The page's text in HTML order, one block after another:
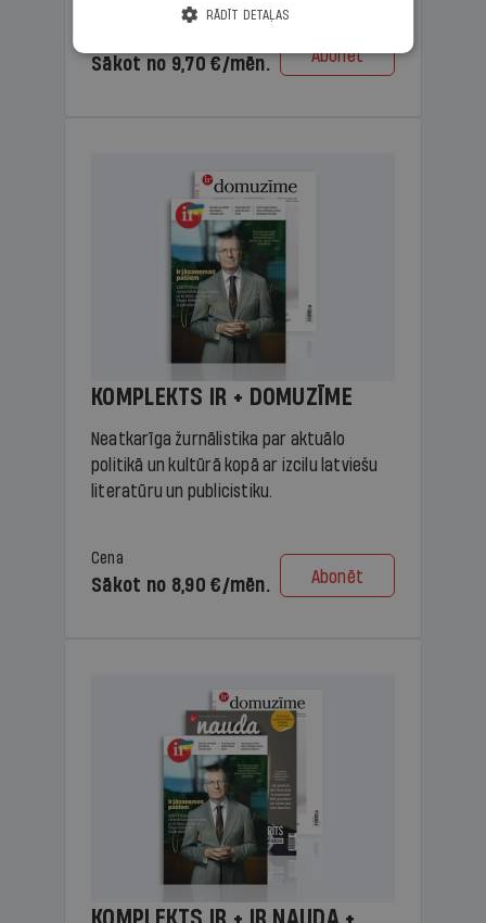
Sākot no 9,70 €/mēn. Abonēt
KOMPLEKTS IR + DOMUZĪME
Neatkarīga žurnālistika par aktuālo
politikā un kultūrā kopā ar izcilu latviešu
literatūru un publicistiku.
Cena
Sākot no 8,90 €/mēn. Abonēt
RĀDĪT DETAĻAS